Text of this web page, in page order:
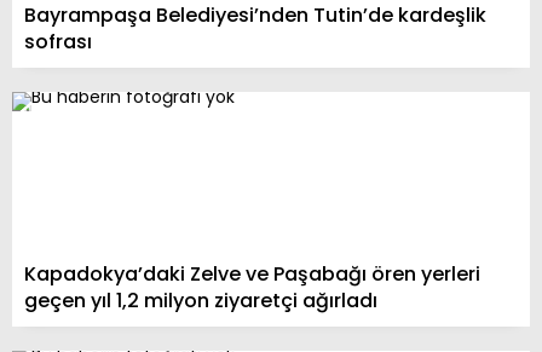
Bayrampaşa Belediyesi’nden Tutin’de kardeşlik
sofrası
Kapadokya’daki Zelve ve Paşabağı ören yerleri
geçen yıl 1,2 milyon ziyaretçi ağırladı